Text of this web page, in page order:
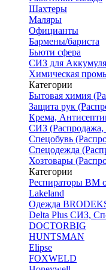
Шахтеры
Маляры
Официанты
Бармены/бариста
Бьюти сфера
СИЗ для
Химическая
Категории
Бытовая химия
Защита рук
Крема,
СИЗ
Спецобувь
Спецодежда
Хозтовары
Категории
Респираторы ВМ
Lakeland
Одежда
Delta Plus СИЗ,
DOCTORBIG
HUNTSMAN
Elipse
FOXWELD